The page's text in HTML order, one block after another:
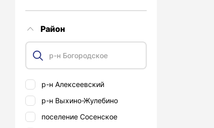
Район
р-н Алексеевский
р-н Выхино-Жулебино
поселение Сосенское